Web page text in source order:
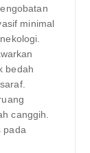
minimal
bedah
canggih.
pada